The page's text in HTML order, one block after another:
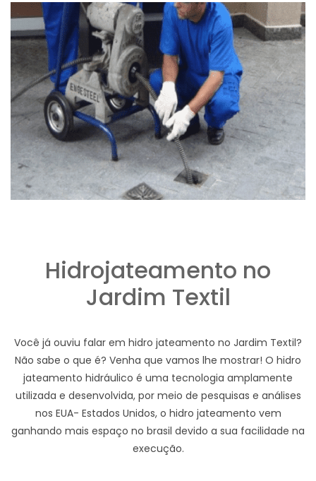
Hidrojateamento no
Jardim Textil
Você já ouviu falar em hidro jateamento no Jardim Textil?
Não sabe o que é? Venha que vamos lhe mostrar! O hidro
jateamento hidráulico é uma tecnologia amplamente
utilizada e desenvolvida, por meio de pesquisas e análises
nos EUA- Estados Unidos, o hidro jateamento vem
ganhando mais espaço no brasil devido a sua facilidade na
execução.